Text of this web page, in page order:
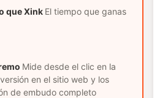
que Xink El tiempo que ganas
Mide desde el clic en la
en el sitio web y los
de embudo completo